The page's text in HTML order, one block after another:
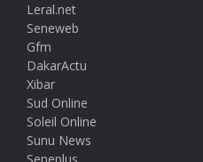
Leral.net
Seneweb
Gfm
DakarActu
Xibar
Sud Online
Soleil Online
Sunu News